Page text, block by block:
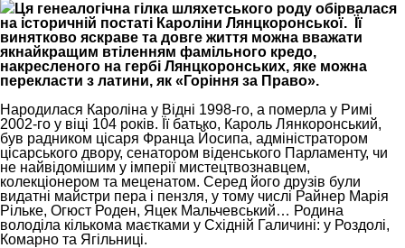
Ця генеалогічна гілка шляхетського роду обірвалася
на історичній постаті Кароліни Лянцкоронської.
Її
винятково яскраве та довге життя можна вважати
якнайкращим втіленням фамільного кредо,
накресленого на гербі Лянцкоронських, яке можна
перекласти з латини, як «Горіння за Право».
Народилася Кароліна у Відні 1998-го, а померла у Римі
2002-го у віці 104 років. Її батько, Кароль Лянкоронський,
був радником цісаря Франца Йосипа, адміністратором
цісарського двору, сенатором віденського Парламенту, чи
не найвідомішим у імперії мистецтвознавцем,
колекціонером та меценатом. Серед його друзів були
видатні майстри пера і пензля, у тому числі Райнер Марія
Рільке, Огюст Роден, Яцек Мальчевський… Родина
володіла кількома маєтками у Східній Галичині: у Роздолі,
Комарно та Ягільниці.